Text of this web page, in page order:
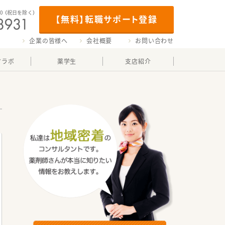
【無料】転職サポート登録
（祝日を除く）
企業の皆様へ 会社概要 お問い合わせ
ボ 薬学生 支店紹介